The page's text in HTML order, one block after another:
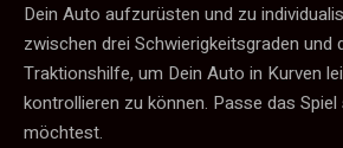
Dein Auto aufzurüsten und zu
zwischen drei Schwierigkeitsgraden und
Traktionshilfe, um Dein Auto in Kurven
kontrollieren zu können. Passe das
möchtest.